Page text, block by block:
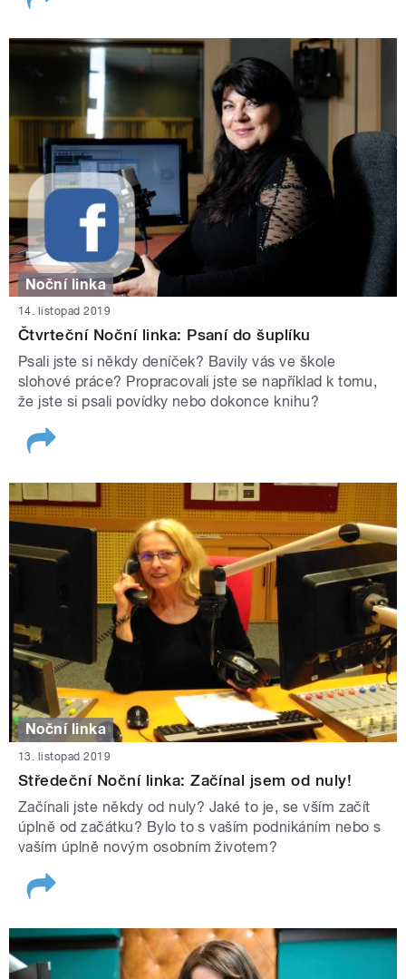
Noční linka
14. listopad 2019
Čtvrteční Noční linka: Psaní do šuplíku
Psali jste si někdy deníček? Bavily vás ve škole
slohové práce? Propracovali jste se například k tomu,
že jste si psali povídky nebo dokonce knihu?
Noční linka
13. listopad 2019
Středeční Noční linka: Začínal jsem od nuly!
Začínali jste někdy od nuly? Jaké to je, se vším začít
úplně od začátku? Bylo to s vaším podnikáním nebo s
vaším úplně novým osobním životem?